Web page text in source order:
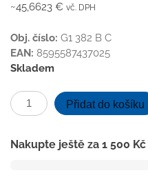
~45,6623 € vč. DPH
Obj. číslo: G1 382 B C
EAN: 8595587437025
Skladem
Podlahová
vpusť
černá
Přidat do košíku
Nakupte ještě za 1 500 Kč